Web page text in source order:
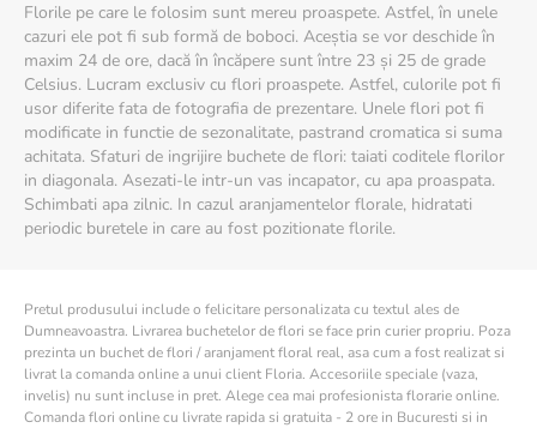
Florile pe care le folosim sunt mereu proaspete. Astfel, în unele
cazuri ele pot fi sub formă de boboci. Aceștia se vor deschide în
maxim 24 de ore, dacă în încăpere sunt între 23 și 25 de grade
Celsius. Lucram exclusiv cu flori proaspete. Astfel, culorile pot fi
usor diferite fata de fotografia de prezentare. Unele flori pot fi
modificate in functie de sezonalitate, pastrand cromatica si suma
achitata. Sfaturi de ingrijire buchete de flori: taiati coditele florilor
in diagonala. Asezati-le intr-un vas incapator, cu apa proaspata.
Schimbati apa zilnic. In cazul aranjamentelor florale, hidratati
periodic buretele in care au fost pozitionate florile.
Pretul produsului include o felicitare personalizata cu textul ales de
Dumneavoastra. Livrarea buchetelor de flori se face prin curier propriu. Poza
prezinta un buchet de flori / aranjament floral real, asa cum a fost realizat si
livrat la comanda online a unui client Floria. Accesoriile speciale (vaza,
invelis) nu sunt incluse in pret. Alege cea mai profesionista florarie online.
Comanda flori online cu livrate rapida si gratuita - 2 ore in Bucuresti si in